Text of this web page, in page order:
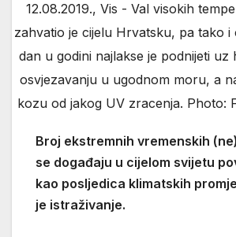
12.08.2019., Vis - Val visokih
zahvatio je cijelu Hrvatsku, pa tako i
dan u godini najlakse je podnijeti uz
osvjezavanju u ugodnom moru, a
kozu od jakog UV zracenja. Photo:
Broj ekstremnih vremenskih
se događaju u cijelom svijetu
kao posljedica klimatskih
je istraživanje.